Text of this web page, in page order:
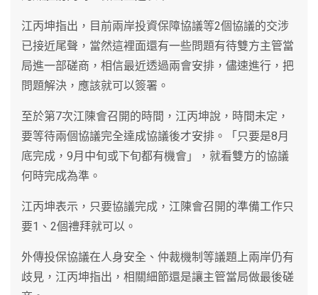
江丙坤指出，目前兩岸投資保障協議等2個協議的交涉
已接近尾聲，當然這裡面還有一些問題有待雙方主管當
局進一部磋商，相信最近透過兩會安排，儘速進行，把
問題解決，應該就可以簽署。
至於第7次江陳會召開的時間，江丙坤說，時間未定，
要等待兩個協議完全達成協議後才安排。「只要是8月
底完成，9月中旬或下旬都有機會」，就看雙方的協議
何時完成為準。
江丙坤表示，只要協議完成，江陳會召開的準備工作只
要1、2個禮拜就可以。
外傳投保協議在人身安全、仲裁機制等議題上兩岸仍有
歧見，江丙坤指出，相關細節還是讓主管當局做最後磋